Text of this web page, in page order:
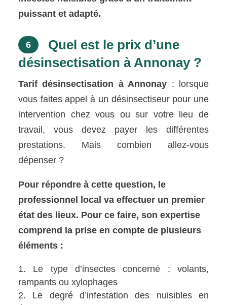
puissant et adapté.
6
Quel est le prix d’une
désinsectisation à Annonay ?
Tarif désinsectisation à Annonay : lorsque
vous faites appel à un désinsectiseur pour une
intervention chez vous ou sur votre lieu de
travail, vous devez payer les différentes
prestations. Mais combien allez-vous
dépenser ?
Pour répondre à cette question, le
professionnel local va effectuer un premier
état des lieux. Pour ce faire, son expertise
comprend la prise en compte de plusieurs
éléments :
Le type d’insectes concerné : volants,
rampants ou xylophages
Le degré d’infestation des nuisibles en